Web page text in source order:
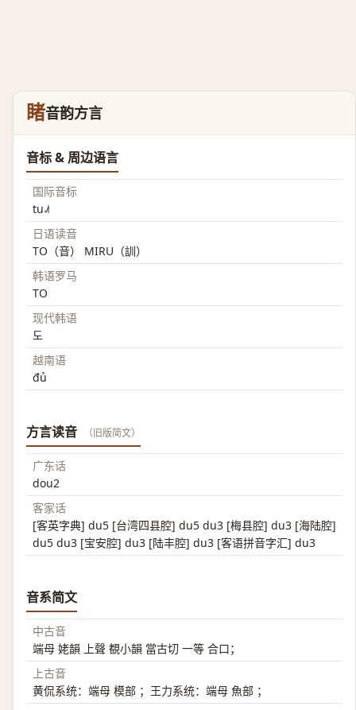
睹音韵方言
音标 & 周边语言
国际音标
tu˨˩˦
日语读音
TO（音） MIRU（訓）
韩语罗马
TO
现代韩语
도
越南语
đủ
方言读音 （旧版简文）
广东话
dou2
客家话
[客英字典] du5 [台湾四县腔] du5 du3 [梅县腔] du3 [海陆腔]
du5 du3 [宝安腔] du3 [陆丰腔] du3 [客语拼音字汇] du3
音系简文
中古音
端母 姥韻 上聲 覩小韻 當古切 一等 合口；
上古音
黄侃系统：端母 模部 ；王力系统：端母 魚部 ；